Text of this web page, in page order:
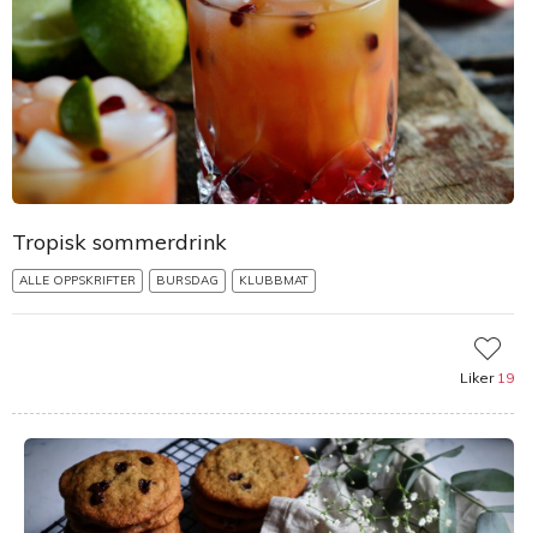
Tropisk sommerdrink
ALLE OPPSKRIFTER BURSDAG KLUBBMAT
Liker 19